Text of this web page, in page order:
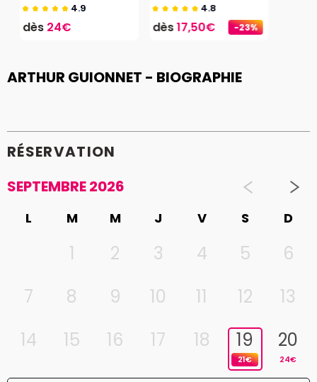
4.9
dès 24€ -23%
4.8
dès17,50€
ARTHUR GUIONNET - BIOGRAPHIE
RÉSERVATION
SEPTEMBRE 2026
L M M J V S D
1 2 3 4 5
6
7
8 9 10 11 12
13
14
15 16 17 18 19
21€
20
24€